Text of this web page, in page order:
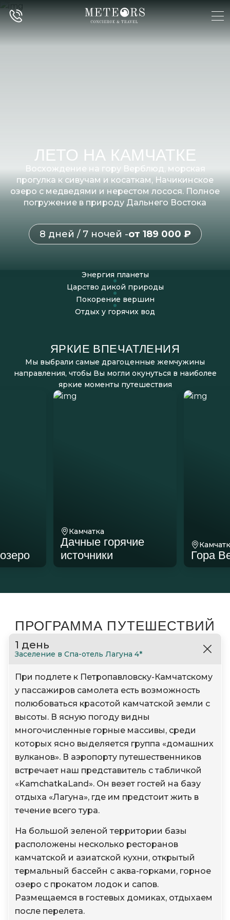
ЛЕТО НА КАМЧАТКЕ
Восхождение на гору Верблюд, морская
прогулка к сивучам и косаткам, Начикинское
озеро с медведями и нерестом лосося. Полное
погружение в природу Дальнего Востока
8 дней / 7 ночей -от 189 000 ₽
Энергия планеты
Царство дикой природы
Покорение вершин
Отдых у горячих вод
ЯРКИЕ ВПЕЧАТЛЕНИЯ
Мы выбрали самые драгоценные жемчужины
направления, чтобы Вы могли окунуться в наиболее
яркие моменты путешествия
Камчатка
Дачные горячие
источники
Гора
ПРОГРАММА ПУТЕШЕСТВИЙ
1 день
Заселение в Спа-отель Лагуна 4*
При подлете к Петропавловску-Камчатскому
у пассажиров самолета есть возможность
полюбоваться красотой камчатской земли с
высоты. В ясную погоду видны
многочисленные горные массивы, среди
которых ясно выделяется группа «домашних
вулканов». В аэропорту путешественников
встречает наш представитель с табличкой
«KamchatkaLand». Он везет гостей на базу
отдыха «Лагуна», где им предстоит жить в
течение всего тура.
На большой зеленой территории базы
расположены несколько ресторанов
камчатской и азиатской кухни, открытый
термальный бассейн с аква-горками, горное
озеро с прокатом лодок и сапов.
Размещаемся в гостевых домиках, отдыхаем
после перелета.